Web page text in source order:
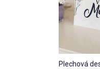
Plechová